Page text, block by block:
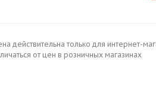
действительна только для интернет-
от цен в розничных магазинах